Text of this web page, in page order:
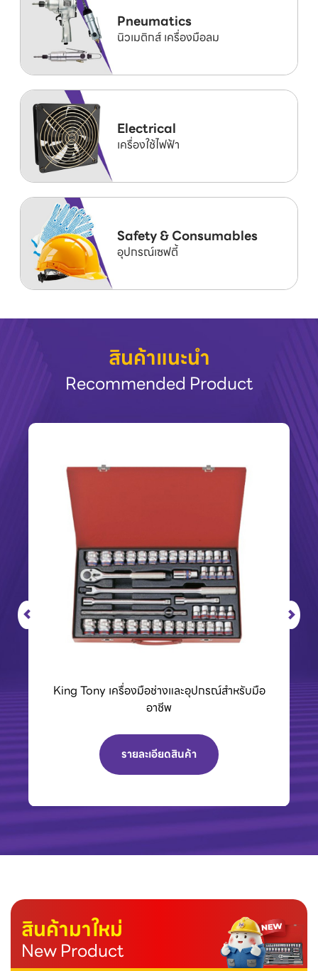
Pneumatics
นิวเมติกส์ เครื่องมือลม
Electrical
เครื่องใช้ไฟฟ้า
Safety & Consumables
อุปกรณ์เซฟตี้
สินค้าแนะนำ
Recommended Product
BCC01 กล่องชาร์จแบตเตอรี่ 40Vmax XGT
รายละเอียดสินค้า
สินค้ามาใหม่
New Product